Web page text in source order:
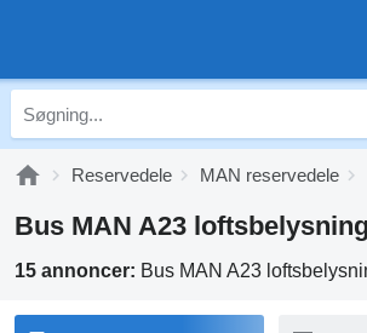
Reservedele MAN reservedele
Bus MAN A23
15 annoncer: Bus MAN A23